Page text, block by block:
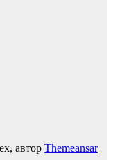
автор Themeansar